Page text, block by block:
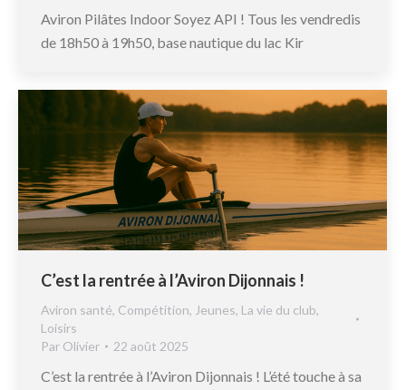
Aviron Pilâtes Indoor Soyez API ! Tous les vendredis
de 18h50 à 19h50, base nautique du lac Kir
C’est la rentrée à l’Aviron Dijonnais !
Aviron santé, Compétition, Jeunes, La vie du club,
Loisirs
Par Olivier 22 août 2025
C’est la rentrée à l’Aviron Dijonnais ! L’été touche à sa